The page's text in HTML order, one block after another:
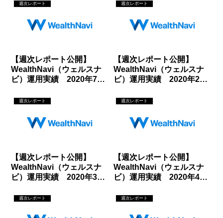
週次レポート
【週次レポート公開】
WealthNavi（ウェルスナ
ビ）運用実績 2020年7月
週次レポート
【週次レポート公開】
WealthNavi（ウェルスナ
ビ）運用実績 2020年2月
週次レポート
【週次レポート公開】
WealthNavi（ウェルスナ
ビ）運用実績 2020年3月
週次レポート
【週次レポート公開】
WealthNavi（ウェルスナ
ビ）運用実績 2020年4月
週次レポート 週次レポート